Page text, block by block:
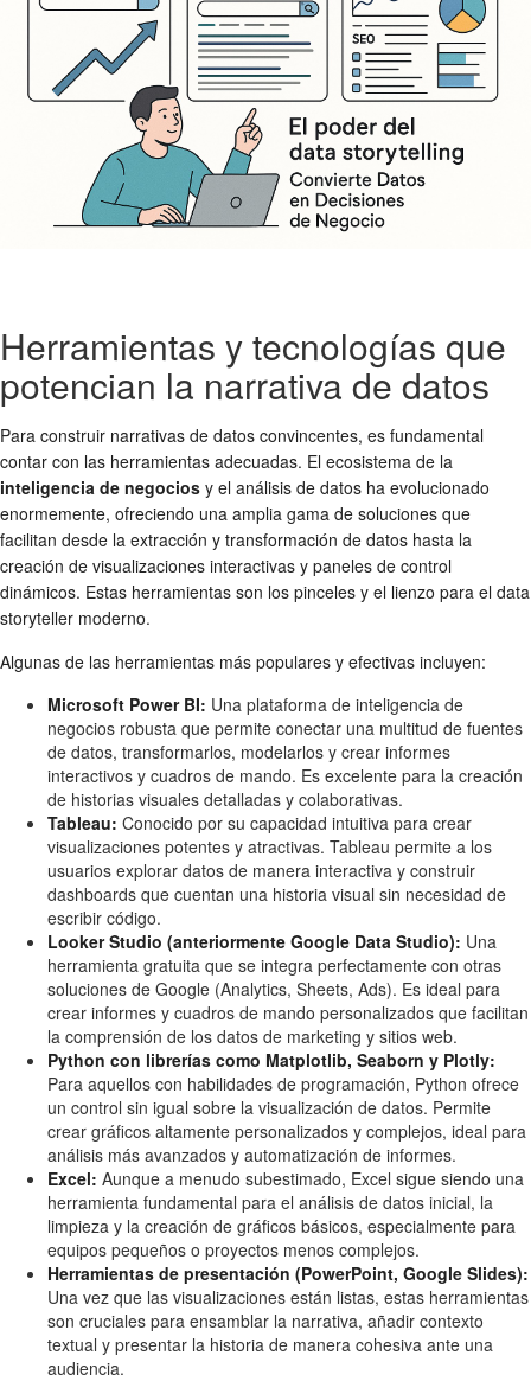
Herramientas y tecnologías que
potencian la narrativa de datos
Para construir narrativas de datos convincentes, es fundamental
contar con las herramientas adecuadas. El ecosistema de la
inteligencia de negocios y el análisis de datos ha evolucionado
enormemente, ofreciendo una amplia gama de soluciones que
facilitan desde la extracción y transformación de datos hasta la
creación de visualizaciones interactivas y paneles de control
dinámicos. Estas herramientas son los pinceles y el lienzo para el data
storyteller moderno.
Algunas de las herramientas más populares y efectivas incluyen:
Microsoft Power BI: Una plataforma de inteligencia de
negocios robusta que permite conectar una multitud de fuentes
de datos, transformarlos, modelarlos y crear informes
interactivos y cuadros de mando. Es excelente para la creación
de historias visuales detalladas y colaborativas.
Tableau: Conocido por su capacidad intuitiva para crear
visualizaciones potentes y atractivas. Tableau permite a los
usuarios explorar datos de manera interactiva y construir
dashboards que cuentan una historia visual sin necesidad de
escribir código.
Looker Studio (anteriormente Google Data Studio): Una
herramienta gratuita que se integra perfectamente con otras
soluciones de Google (Analytics, Sheets, Ads). Es ideal para
crear informes y cuadros de mando personalizados que facilitan
la comprensión de los datos de marketing y sitios web.
Python con librerías como Matplotlib, Seaborn y Plotly:
Para aquellos con habilidades de programación, Python ofrece
un control sin igual sobre la visualización de datos. Permite
crear gráficos altamente personalizados y complejos, ideal para
análisis más avanzados y automatización de informes.
Excel: Aunque a menudo subestimado, Excel sigue siendo una
herramienta fundamental para el análisis de datos inicial, la
limpieza y la creación de gráficos básicos, especialmente para
equipos pequeños o proyectos menos complejos.
Herramientas de presentación (PowerPoint, Google Slides):
Una vez que las visualizaciones están listas, estas herramientas
son cruciales para ensamblar la narrativa, añadir contexto
textual y presentar la historia de manera cohesiva ante una
audiencia.